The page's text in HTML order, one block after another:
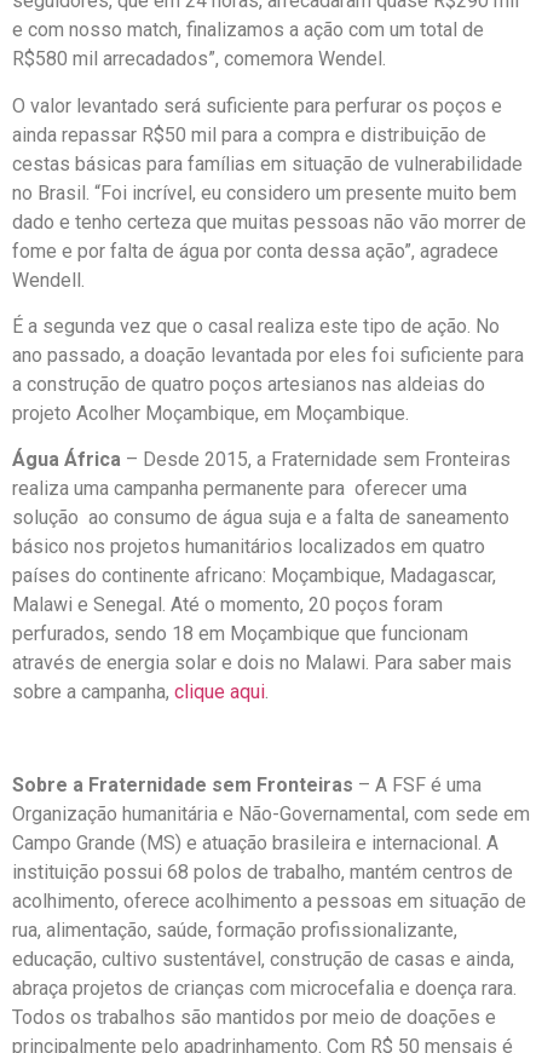
e com nosso match, finalizamos a ação com um total de
R$580 mil arrecadados”, comemora Wendel.
O valor levantado será suficiente para perfurar os poços e
ainda repassar R$50 mil para a compra e distribuição de
cestas básicas para famílias em situação de vulnerabilidade
no Brasil. “Foi incrível, eu considero um presente muito bem
dado e tenho certeza que muitas pessoas não vão morrer de
fome e por falta de água por conta dessa ação”, agradece
Wendell.
É a segunda vez que o casal realiza este tipo de ação. No
ano passado, a doação levantada por eles foi suficiente para
a construção de quatro poços artesianos nas aldeias do
projeto Acolher Moçambique, em Moçambique.
Água África – Desde 2015, a Fraternidade sem Fronteiras
realiza uma campanha permanente para oferecer uma
solução ao consumo de água suja e a falta de saneamento
básico nos projetos humanitários localizados em quatro
países do continente africano: Moçambique, Madagascar,
Malawi e Senegal. Até o momento, 20 poços foram
perfurados, sendo 18 em Moçambique que funcionam
através de energia solar e dois no Malawi. Para saber mais
sobre a campanha, clique aqui.
Sobre a Fraternidade sem Fronteiras – A FSF é uma
Organização humanitária e Não-Governamental, com sede em
Campo Grande (MS) e atuação brasileira e internacional. A
instituição possui 68 polos de trabalho, mantém centros de
acolhimento, oferece acolhimento a pessoas em situação de
rua, alimentação, saúde, formação profissionalizante,
educação, cultivo sustentável, construção de casas e ainda,
abraça projetos de crianças com microcefalia e doença rara.
Todos os trabalhos são mantidos por meio de doações e
principalmente pelo apadrinhamento. Com R$ 50 mensais é